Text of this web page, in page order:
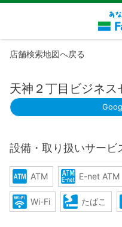
店舗検索地図へ戻る
天神２丁目ビジネス
設備・取り扱いサービ
ATM E-net ATM
Wi-Fi たばこ